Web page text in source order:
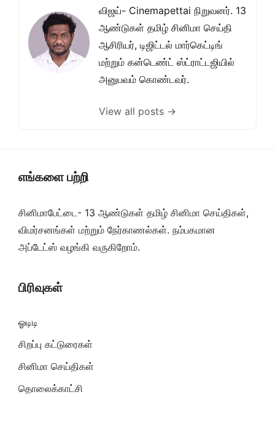
விஜய்- Cinemapettai நிறுவனர். 13
ஆண்டுகள் தமிழ் சினிமா செய்தி
ஆசிரியர், டிஜிட்டல் மார்கெட்டிங்
மற்றும் கன்டெண்ட் ஸ்ட்ராட்டஜியில்
அனுபவம் கொண்டவர்.
View all posts →
எங்களை பற்றி
சினிமாபேட்டை- 13 ஆண்டுகள் தமிழ் சினிமா செய்திகள்,
விமர்சனங்கள் மற்றும் நேர்காணல்கள். நம்பகமான
அப்டேட்ஸ் வழங்கி வருகிறோம்.
பிரிவுகள்
ஓடிடி
சிறப்பு கட்டுரைகள்
சினிமா செய்திகள்
தொலைக்காட்சி